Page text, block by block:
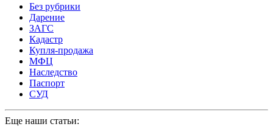
Без рубрики
Дарение
ЗАГС
Кадастр
Купля-продажа
МФЦ
Наследство
Паспорт
СУД
Еще наши статьи: